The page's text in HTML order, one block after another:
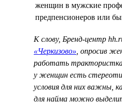
женщин в мужские
предпенсионеров или
К слову, Бренд-центр
«Черкизово» , опросив
работать
у женщин есть
условия для них важны,
для найма можно